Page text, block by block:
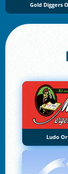
Gold Diggers
Ludo